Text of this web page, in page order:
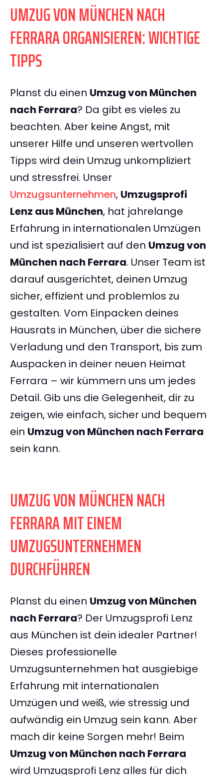
UMZUG VON MÜNCHEN NACH
FERRARA ORGANISIEREN: WICHTIGE
TIPPS
Planst du einen Umzug von München
nach Ferrara? Da gibt es vieles zu
beachten. Aber keine Angst, mit
unserer Hilfe und unseren wertvollen
Tipps wird dein Umzug unkompliziert
und stressfrei. Unser
Umzugsunternehmen, Umzugsprofi
Lenz aus München, hat jahrelange
Erfahrung in internationalen Umzügen
und ist spezialisiert auf den Umzug von
München nach Ferrara. Unser Team ist
darauf ausgerichtet, deinen Umzug
sicher, effizient und problemlos zu
gestalten. Vom Einpacken deines
Hausrats in München, über die sichere
Verladung und den Transport, bis zum
Auspacken in deiner neuen Heimat
Ferrara – wir kümmern uns um jedes
Detail. Gib uns die Gelegenheit, dir zu
zeigen, wie einfach, sicher und bequem
ein Umzug von München nach Ferrara
sein kann.
UMZUG VON MÜNCHEN NACH
FERRARA MIT EINEM
UMZUGSUNTERNEHMEN
DURCHFÜHREN
Planst du einen Umzug von München
nach Ferrara? Der Umzugsprofi Lenz
aus München ist dein idealer Partner!
Dieses professionelle
Umzugsunternehmen hat ausgiebige
Erfahrung mit internationalen
Umzügen und weiß, wie stressig und
aufwändig ein Umzug sein kann. Aber
mach dir keine Sorgen mehr! Beim
Umzug von München nach Ferrara
wird Umzugsprofi Lenz alles für dich